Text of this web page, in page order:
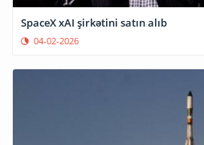
SpaceX xAI şirkətini satın alıb
04-02-2026